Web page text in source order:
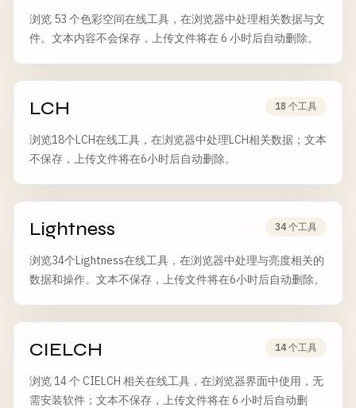
浏览 53 个色彩空间在线工具，在浏览器中处理相关数据与文
件。文本内容不会保存，上传文件将在 6 小时后自动删除。
LCH 18 个工具
浏览18个LCH在线工具，在浏览器中处理LCH相关数据；文本
不保存，上传文件将在6小时后自动删除。
Lightness 34 个工具
浏览34个Lightness在线工具，在浏览器中处理与亮度相关的
数据和操作。文本不保存，上传文件将在6小时后自动删除。
CIELCH 14 个工具
浏览 14 个 CIELCH 相关在线工具，在浏览器界面中使用，无
需安装软件；文本不保存，上传文件将在 6 小时后自动删